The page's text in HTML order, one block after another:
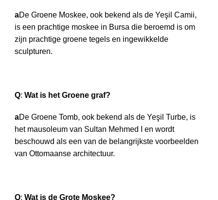
aDe Groene Moskee, ook bekend als de Yeşil Camii,
is een prachtige moskee in Bursa die beroemd is om
zijn prachtige groene tegels en ingewikkelde
sculpturen.
Q: Wat is het Groene graf?
aDe Groene Tomb, ook bekend als de Yeşil Turbe, is
het mausoleum van Sultan Mehmed I en wordt
beschouwd als een van de belangrijkste voorbeelden
van Ottomaanse architectuur.
Q: Wat is de Grote Moskee?